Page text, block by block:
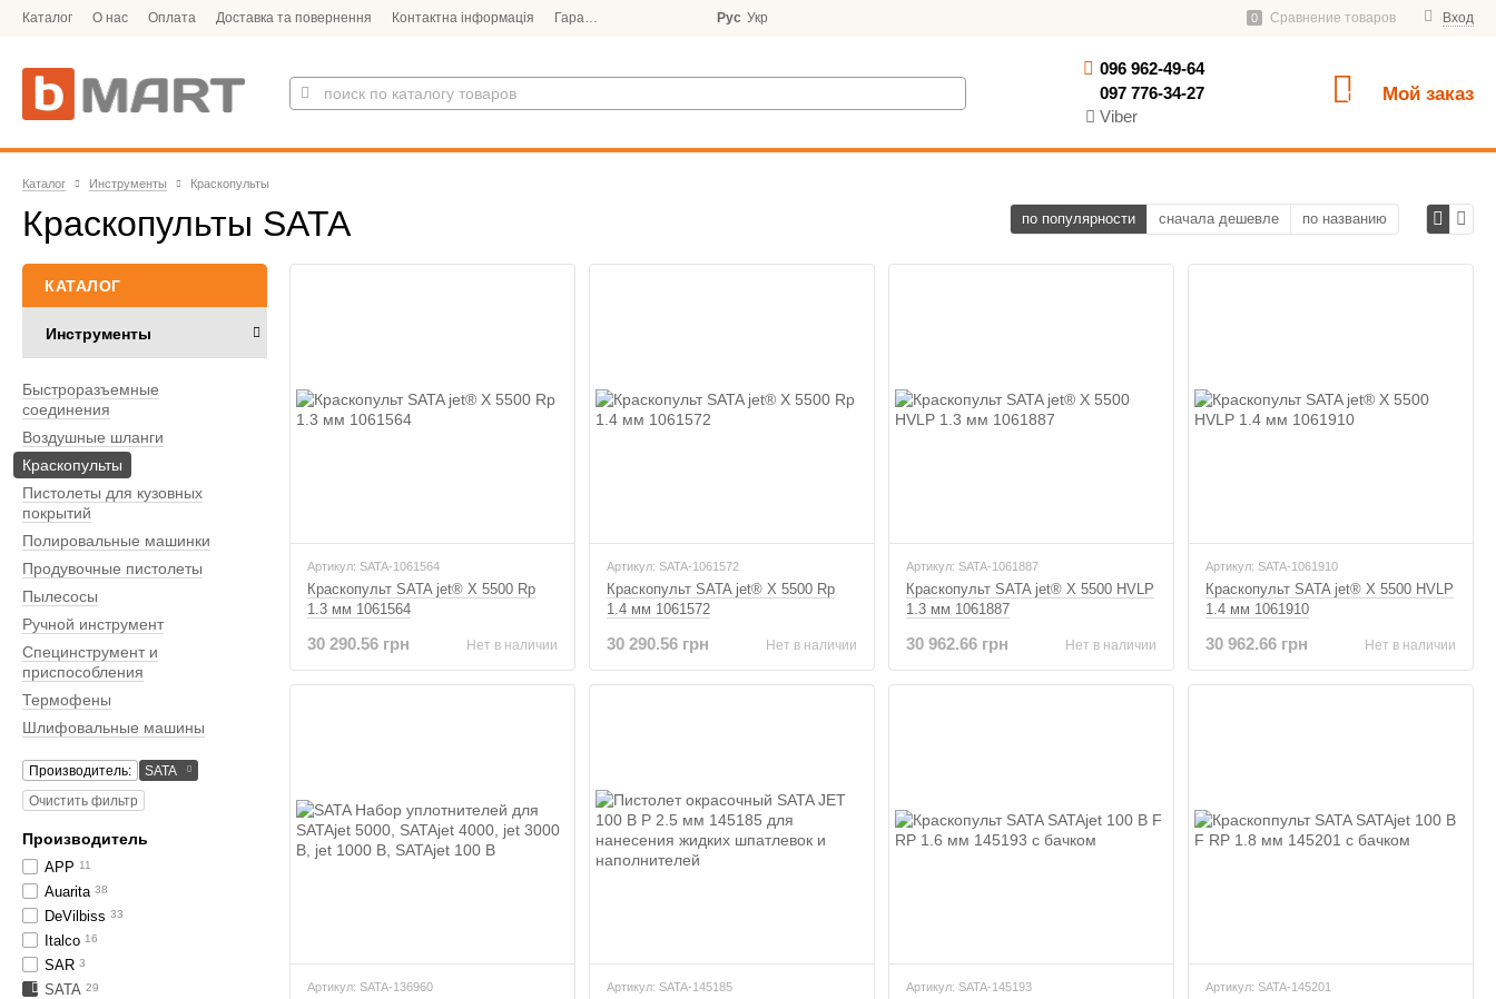
Каталог О нас Оплата Доставка та повернення Контактна інформація Гарантія Вход
0 Сравнение товаров
Рус Укр
096 962-49-64
097 776-34-27
Viber
0 Мой заказ
Каталог Инструменты Краскопульты
Краскопульты SATA по популярности сначала дешевле по названию
Артикул: SATA-1061564
Краскопульт SATA jet® X 5500 Rp
1.3 мм 1061564
30 290.56 грн Нет в наличии
Артикул: SATA-1061572
Краскопульт SATA jet® X 5500 Rp
1.4 мм 1061572
30 290.56 грн Нет в наличии
Артикул: SATA-1061887
Краскопульт SATA jet® X 5500 HVLP
1.3 мм 1061887
30 962.66 грн Нет в наличии
Артикул: SATA-1061910
Краскопульт SATA jet® X 5500 HVLP
1.4 мм 1061910
30 962.66 грн Нет в наличии
Артикул: SATA-136960 Артикул: SATA-145185 Артикул: SATA-145193 Артикул: SATA-145201
КАТАЛОГ
Инструменты
Быстроразъемные
соединения
Воздушные шланги
Краскопульты
Пистолеты для кузовных
покрытий
Полировальные машинки
Продувочные пистолеты
Пылесосы
Ручной инструмент
Специнструмент и
приспособления
Термофены
Шлифовальные машины
Производитель:
SATA
Очистить фильтр
Производитель
APP 11
Auarita 38
DeVilbiss 33
Italco 16
SAR 3
SATA 29